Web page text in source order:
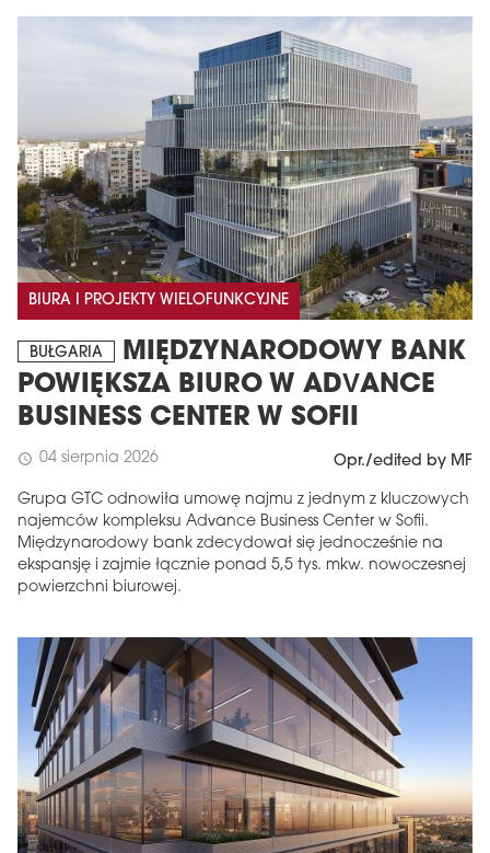
BIURA I PROJEKTY WIELOFUNKCYJNE
BUŁGARIA
MIĘDZYNARODOWY BANK
POWIĘKSZA BIURO W ADVANCE
BUSINESS CENTER W SOFII
schedule 04 sierpnia 2026 Opr./edited by MF
Grupa GTC odnowiła umowę najmu z jednym z kluczowych
najemców kompleksu Advance Business Center w Sofii.
Międzynarodowy bank zdecydował się jednocześnie na
ekspansję i zajmie łącznie ponad 5,5 tys. mkw. nowoczesnej
powierzchni biurowej.